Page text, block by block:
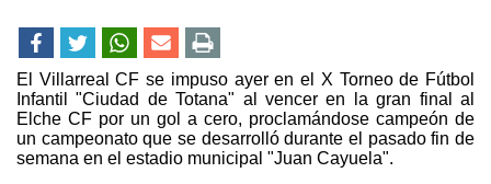
El Villarreal CF se impuso ayer en el X Torneo de Fútbol
Infantil "Ciudad de Totana" al vencer en la gran final al
Elche CF por un gol a cero, proclamándose campeón de
un campeonato que se desarrolló durante el pasado fin de
semana en el estadio municipal "Juan Cayuela".